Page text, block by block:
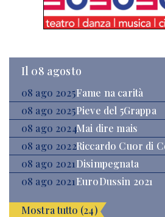
Il 08 agosto
08 ago 2025Fame na carità
08 ago 2025Pieve del 5Grappa
08 ago 2024Mai dire mais
08 ago 2022Riccardo Cuor di
08 ago 2021Disimpegnata
08 ago 2021EuroDussin 2021
Mostra tutto (24)